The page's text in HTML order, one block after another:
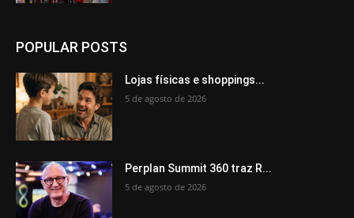
POPULAR POSTS
Lojas físicas e shoppings...
5 de agosto de 2026
Perplan Summit 360 traz R...
5 de agosto de 2026